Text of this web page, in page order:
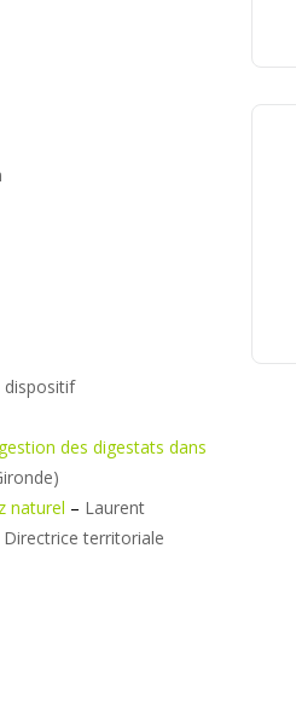
dispositif
des digestats dans
naturel – Laurent
Directrice territoriale